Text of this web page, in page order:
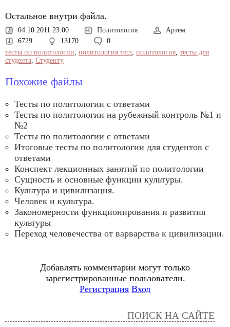
Остальное внутри файла.
04.10.2011 23:00 Политология
Артем
6729
13170
0
тесты по политологии, политология тест, политология, тесты для
студента, Студенту
Похожие файлы
Тесты по политологии с ответами
Тесты по политологии на рубежный контроль №1 и
№2
Тесты по политологии с ответами
Итоговые тесты по политологии для студентов с
ответами
Конспект лекционных занятий по политологии
Сущность и основные функции культуры.
Культура и цивилизация.
Человек и культура.
Закономерности функционирования и развития
культуры
Переход человечества от варварства к цивилизации.
Добавлять комментарии могут только
зарегистрированные пользователи.
Регистрация Вход
ПОИСК НА САЙТЕ